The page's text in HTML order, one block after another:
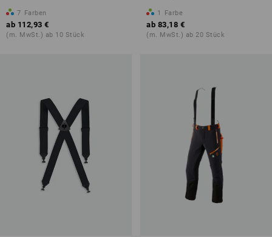
7 Farben
ab 112,93 €
(m. MwSt.) ab 10 Stück
1 Farbe
ab 83,18 €
(m. MwSt.) ab 20 Stück